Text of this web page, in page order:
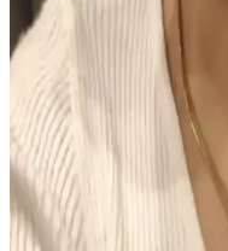
TUTUYA TEXTIL'in el
yapısıyla çeşitli kullanım
memnuniyeti sağlayan
Hormonal Akne
Etkisi ve Kullanıcı
Spironolakton, hormonal
bezlerini düzenler.
gözlemlerken, dozaj ve